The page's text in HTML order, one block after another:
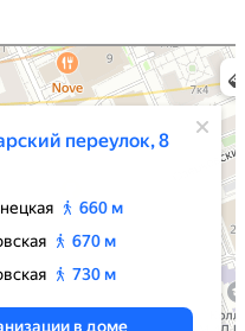
ближайшее метро Новокузнецкая —